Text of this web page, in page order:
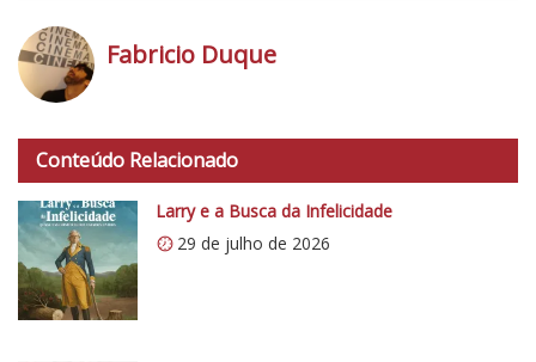
o
t
C
í
t
i
t
p
s
:
/
/
Fabricio Duque
Conteúdo Relacionado
Larry e a Busca da Infelicidade
29 de julho de 2026